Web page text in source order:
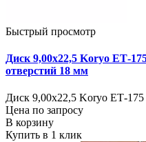
Быстрый просмотр
Диск 9,00х22,5 Koryo ЕТ-
отверстий 18 мм
Диск 9,00х22,5 Koryo ЕТ-
Цена по запросу
В корзину
Купить в 1 клик